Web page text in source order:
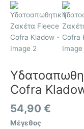
Cofra
54,90 €
Μέγεθος
Ζακέτα
Fleece
Cofra
Kladow
ποσότητα